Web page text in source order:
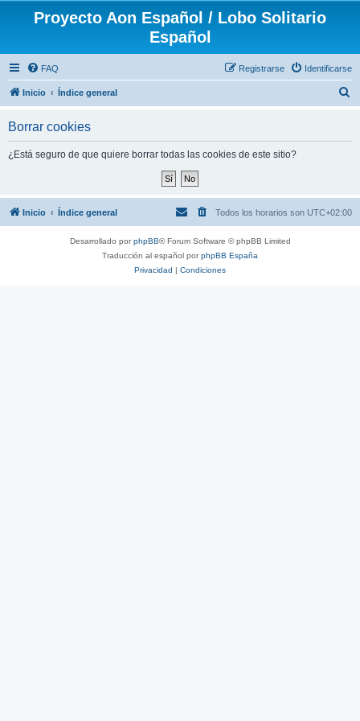
Proyecto Aon Español / Lobo Solitario
Español
FAQ Identificarse
Registrarse
Inicio Índice general
Borrar cookies
¿Está seguro de que quiere borrar todas las cookies de este sitio?
Inicio Índice general Todos los horarios son UTC+02:00
Desarrollado porphpBB® Forum Software © phpBB Limited
Traducción al español porphpBB España
Privacidad | Condiciones